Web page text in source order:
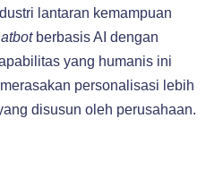
lantaran kemampuan
berbasis AI dengan
yang humanis ini
personalisasi lebih
disusun oleh perusahaan.